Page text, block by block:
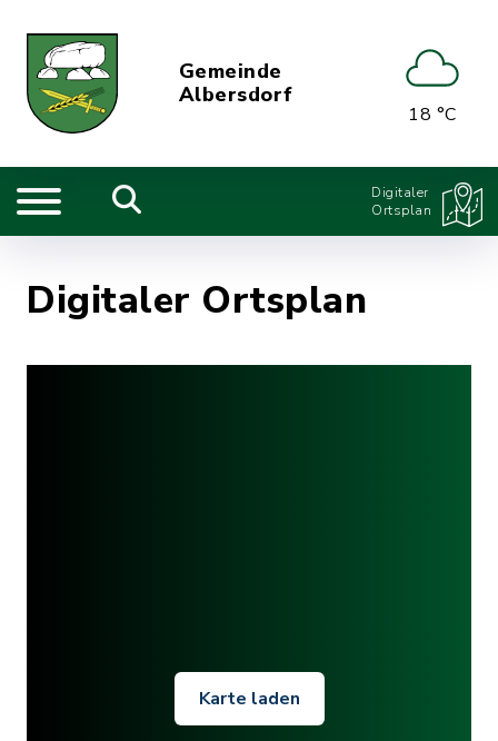
Gemeinde
Albersdorf
18 °C
Digitaler
Ortsplan
Digitaler Ortsplan
Karte laden